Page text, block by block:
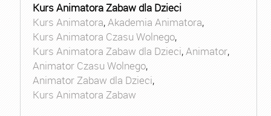
Kurs Animatora Zabaw dla Dzieci
Kurs Animatora,Akademia Animatora,
Kurs Animatora Czasu Wolnego,
Kurs Animatora Zabaw dla Dzieci,Animator,
Animator Czasu Wolnego,
Animator Zabaw dla Dzieci,
Kurs Animatora Zabaw